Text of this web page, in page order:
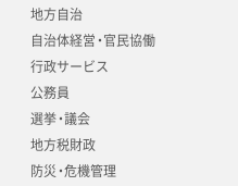
地方自治
自治体経営・官民協働
行政サービス
公務員
選挙・議会
地方税財政
防災・危機管理